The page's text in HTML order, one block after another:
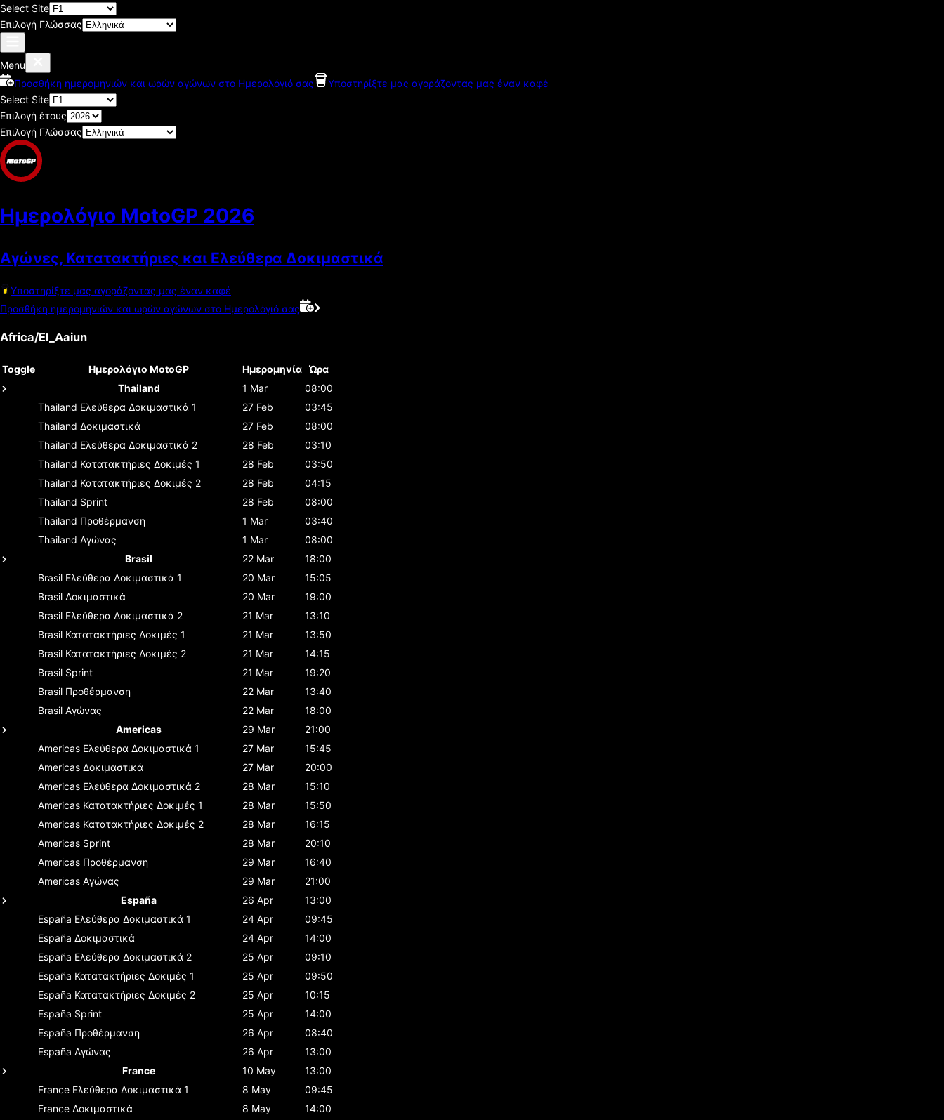
Select Site
Επιλογή Γλώσσας
Menu
Προσθήκη ημερομηνιών και ωρών αγώνων στο Ημερολόγιό σας
Υποστηρίξτε μας αγοράζοντας μας έναν καφέ
Select Site
Επιλογή έτους
Επιλογή Γλώσσας
Ημερολόγιο MotoGP 2026
Αγώνες, Κατατακτήριες και Ελεύθερα Δοκιμαστικά
Υποστηρίξτε μας αγοράζοντας μας έναν καφέ
Προσθήκη ημερομηνιών και ωρών αγώνων στο Ημερολόγιό σας
Africa/El_Aaiun
Toggle Ημερολόγιο MotoGP Ημερομηνία Ώρα
Thailand
1 Mar
08:00
Thailand Ελεύθερα Δοκιμαστικά 1 27 Feb
03:45
Thailand Δοκιμαστικά 27 Feb
08:00
Thailand Ελεύθερα Δοκιμαστικά 2 28 Feb
03:10
Thailand Κατατακτήριες Δοκιμές 1 28 Feb
03:50
Thailand Κατατακτήριες Δοκιμές 2 28 Feb
04:15
Thailand Sprint 28 Feb
08:00
Thailand Προθέρμανση 1 Mar
03:40
Thailand Αγώνας 1 Mar
08:00
Brasil
22 Mar
18:00
Brasil Ελεύθερα Δοκιμαστικά 1 20 Mar
15:05
Brasil Δοκιμαστικά 20 Mar
19:00
Brasil Ελεύθερα Δοκιμαστικά 2 21 Mar
13:10
Brasil Κατατακτήριες Δοκιμές 1 21 Mar
13:50
Brasil Κατατακτήριες Δοκιμές 2 21 Mar
14:15
Brasil Sprint 21 Mar
19:20
Brasil Προθέρμανση 22 Mar
13:40
Brasil Αγώνας 22 Mar
18:00
Americas
29 Mar
21:00
Americas Ελεύθερα Δοκιμαστικά 1 27 Mar
15:45
Americas Δοκιμαστικά 27 Mar
20:00
Americas Ελεύθερα Δοκιμαστικά 2 28 Mar
15:10
Americas Κατατακτήριες Δοκιμές 1 28 Mar
15:50
Americas Κατατακτήριες Δοκιμές 2 28 Mar
16:15
Americas Sprint 28 Mar
20:10
Americas Προθέρμανση 29 Mar
16:40
Americas Αγώνας 29 Mar
21:00
España
26 Apr
13:00
España Ελεύθερα Δοκιμαστικά 1 24 Apr
09:45
España Δοκιμαστικά 24 Apr
14:00
España Ελεύθερα Δοκιμαστικά 2 25 Apr
09:10
España Κατατακτήριες Δοκιμές 1 25 Apr
09:50
España Κατατακτήριες Δοκιμές 2 25 Apr
10:15
España Sprint 25 Apr
14:00
España Προθέρμανση 26 Apr
08:40
España Αγώνας 26 Apr
13:00
France
10 May
13:00
France Ελεύθερα Δοκιμαστικά 1 8 May
09:45
France Δοκιμαστικά 8 May
14:00